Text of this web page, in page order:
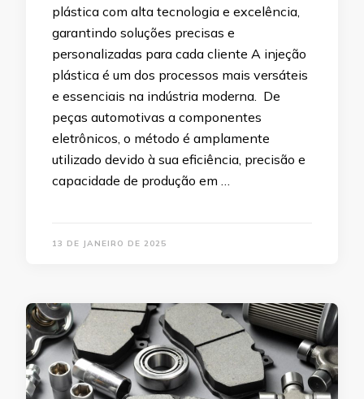
plástica com alta tecnologia e excelência,
garantindo soluções precisas e
personalizadas para cada cliente A injeção
plástica é um dos processos mais versáteis
e essenciais na indústria moderna. De
peças automotivas a componentes
eletrônicos, o método é amplamente
utilizado devido à sua eficiência, precisão e
capacidade de produção em …
13 DE JANEIRO DE 2025